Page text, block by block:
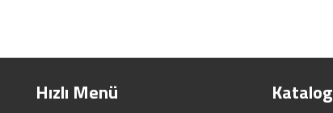
Hızlı Menü